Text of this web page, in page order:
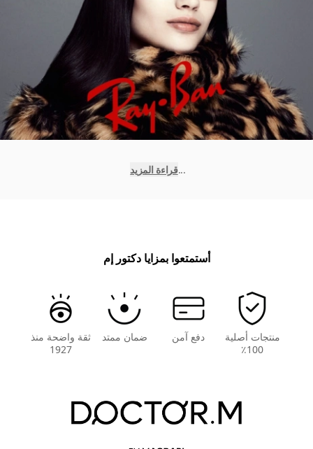
...قراءة المزيد
أستمتعوا بمزايا دكتور إم
منتجات أصلية
100٪
دفع آمن ضمان ممتد
ثقة واضحة منذ
1927